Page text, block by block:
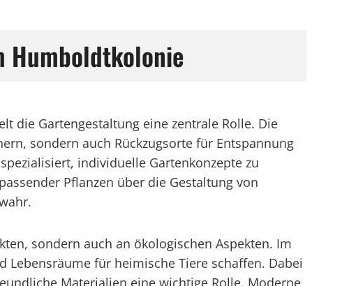
Humboldtkolonie
die Gartengestaltung eine zentrale Rolle. Die
sondern auch Rückzugsorte für Entspannung
individuelle Gartenkonzepte zu
Pflanzen über die Gestaltung von
sondern auch an ökologischen Aspekten. Im
für heimische Tiere schaffen. Dabei
Materialien eine wichtige Rolle. Moderne